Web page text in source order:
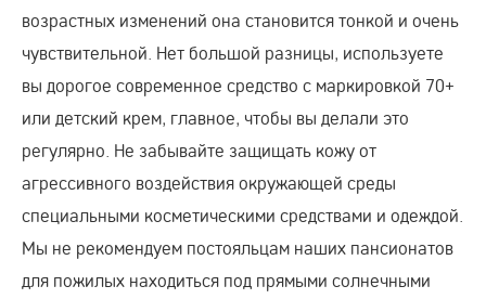
возрастных изменений она становится тонкой и очень
чувствительной. Нет большой разницы, используете
вы дорогое современное средство с маркировкой 70+
или детский крем, главное, чтобы вы делали это
регулярно. Не забывайте защищать кожу от
агрессивного воздействия окружающей среды
специальными косметическими средствами и одеждой.
Мы не рекомендуем постояльцам наших пансионатов
для пожилых находиться под прямыми солнечными